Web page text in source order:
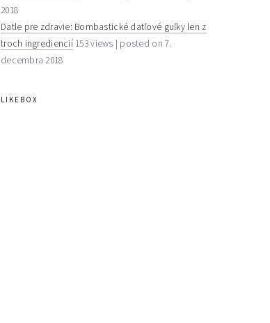
2018
Datle pre zdravie: Bombastické datľové guľky len z
troch ingrediencií 153 views | posted on 7.
decembra 2018
LIKEBOX